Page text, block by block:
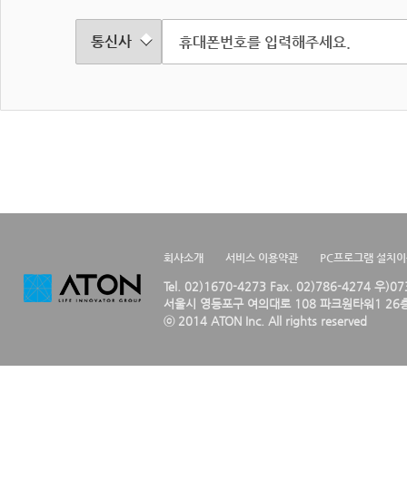
회사소개 서비스 이용약관 PC프로그램 설치
Tel. 02)1670-4273 Fax. 02)786-4274 우
서울시 영등포구 여의대로 108 파크원타워1 26
ⓒ 2014 ATON Inc. All rights reserved